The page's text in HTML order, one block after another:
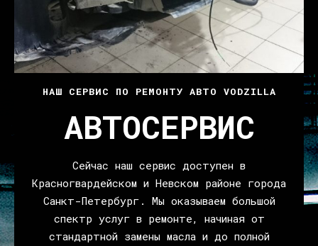
НАШ СЕРВИС ПО РЕМОНТУ АВТО VODZILLA
АВТОСЕРВИС
Сейчас наш сервис доступен в
Красногвардейском и Невском районе города
Санкт-Петербург. Мы оказываем большой
спектр услуг в ремонте, начиная от
стандартной замены масла и до полной